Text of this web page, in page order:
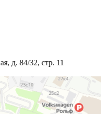
д. 84/32, стр. 11